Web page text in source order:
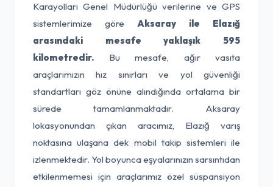
Karayolları Genel Müdürlüğü verilerine ve GPS
sistemlerimize göre Aksaray ile Elazığ
arasındaki mesafe yaklaşık 595
kilometredir. Bu mesafe, ağır vasıta
araçlarımızın hız sınırları ve yol güvenliği
standartları göz önüne alındığında ortalama bir
sürede tamamlanmaktadır. Aksaray
lokasyonundan çıkan aracımız, Elazığ varış
noktasına ulaşana dek mobil takip sistemleri ile
izlenmektedir. Yol boyunca eşyalarınızın sarsıntıdan
etkilenmemesi için araçlarımız özel süspansiyon